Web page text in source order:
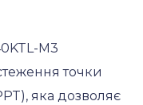
M3
точки
яка дозволяє